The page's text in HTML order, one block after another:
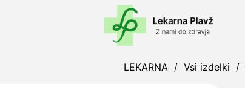
LEKARNA / Vsi izdelki /